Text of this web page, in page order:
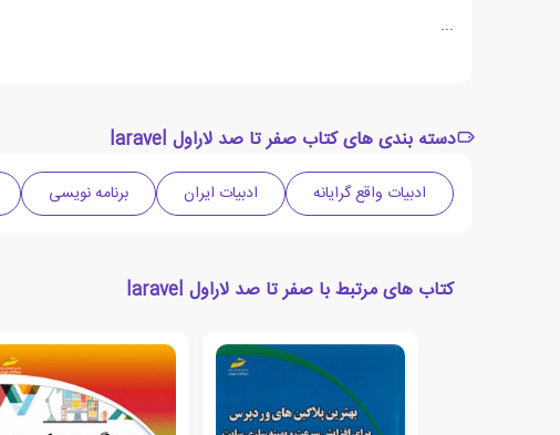
...
دسته بندی های کتاب صفر تا صد لاراول laravel
ادبیات واقع گرایانه ادبیات ایران برنامه نویسی
کتاب های مرتبط با صفر تا صد لاراول laravel